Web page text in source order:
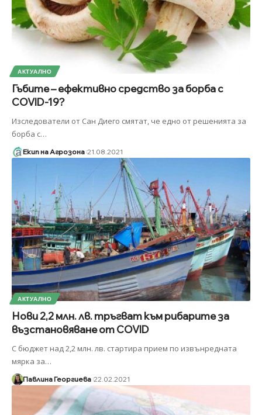
АКТУАЛНО
Гъбите – ефективно средство за борба с
COVID-19?
Изследователи от Сан Диего смятат, че едно от решенията за
борба с…
Екип на Агрозона 21.08.2021
АКТУАЛНО
Нови 2,2 млн. лв. тръгват към рибарите за
възстановяване от COVID
С бюджет над 2,2 млн. лв. стартира прием по извънредната
мярка за…
Павлина Георгиева 22.02.2021